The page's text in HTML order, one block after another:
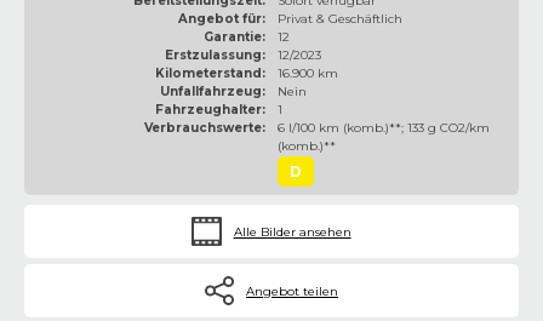
Angebot für:
Privat & Geschäftlich
Garantie:
12
Erstzulassung:
12/2023
Kilometerstand:
16.900 km
Unfallfahrzeug:
Nein
Fahrzeughalter:
1
Verbrauchswerte:
6 l/100 km (komb.)**; 133 g CO2/km
(komb.)**
D
Alle Bilder ansehen
Angebot teilen